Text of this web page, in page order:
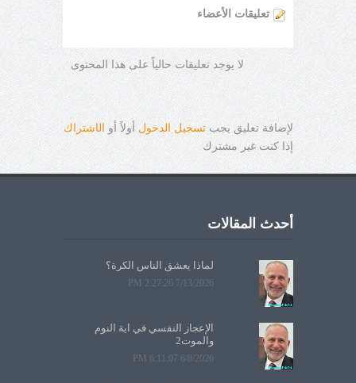
تعليقات الأعضاء
لا يوجد تعليقات حالياً على هذا المحتوى
لإضافة تعليق يجب تسجيل الدخولأولاً أو الاشتراك
إذا كنت غير مشترك
أحدث المقالات
لماذا يعشق الناس الكرة؟
7/13/2026 2:27:26 PM
الإعجاز النفسي في آية النوم
والموت2
6/8/2026 6:11:07 PM